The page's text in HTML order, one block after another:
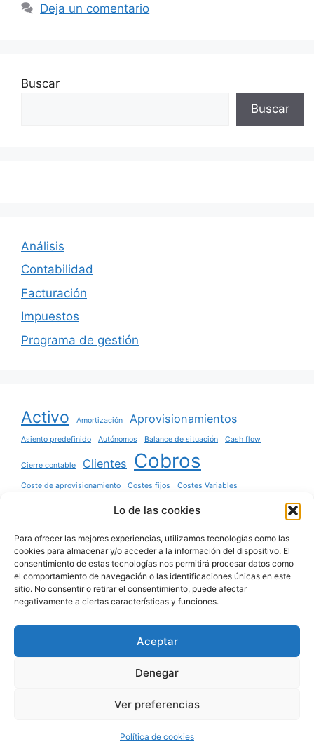
Lo de las cookies
Para ofrecer las mejores experiencias, utilizamos tecnologías como las
cookies para almacenar y/o acceder a la información del dispositivo. El
consentimiento de estas tecnologías nos permitirá procesar datos como
el comportamiento de navegación o las identificaciones únicas en este
sitio. No consentir o retirar el consentimiento, puede afectar
negativamente a ciertas características y funciones.
Aceptar
Denegar
Ver preferencias
Política de cookies
Deja un comentario
Buscar
Buscar
Análisis
Contabilidad
Facturación
Impuestos
Programa de gestión
Activo Amortización Aprovisionamientos
Asiento predefinido Autónomos Balance de situación Cash flow
Cierre contable Clientes Cobros
Coste de aprovisionamiento Costes fijos
Costes Variables
Gasto de personal Gastos Gastos Variables
Ingresos Inventario Inversión IVA
Pagos Pasivo Patrimonio neto
conGeneratePress